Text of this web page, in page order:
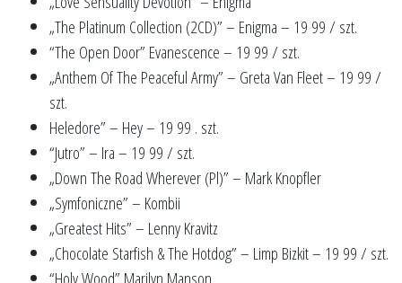
„The Platinum Collection (2CD)” – Enigma – 19 99 / szt.
“The Open Door” Evanescence – 19 99 / szt.
„Anthem Of The Peaceful Army” – Greta Van Fleet – 19 99 /
szt.
Heledore” – Hey – 19 99 . szt.
“Jutro” – Ira – 19 99 / szt.
„Down The Road Wherever (Pl)” – Mark Knopfler
„Symfoniczne” – Kombii
„Greatest Hits” – Lenny Kravitz
„Chocolate Starfish & The Hotdog” – Limp Bizkit – 19 99 / szt.